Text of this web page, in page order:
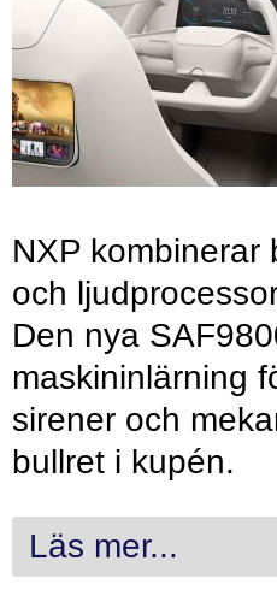
NXP kombinerar
och
Den nya
maskininlärning
sirener och
bullret i kupén.
Läs mer...